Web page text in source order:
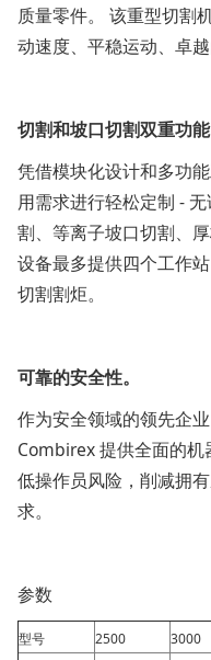
质量零件。 该重型切割
动速度、平稳运动、卓
切割和坡口切割双重功
凭借模块化设计和多功
用需求进行轻松定制 -
割、等离子坡口切割、
设备最多提供四个工作
切割割炬。
可靠的安全性。
作为安全领域的领先企
Combirex 提供全面的
低操作员风险，削减拥
求。
参数
型号 2500 3000